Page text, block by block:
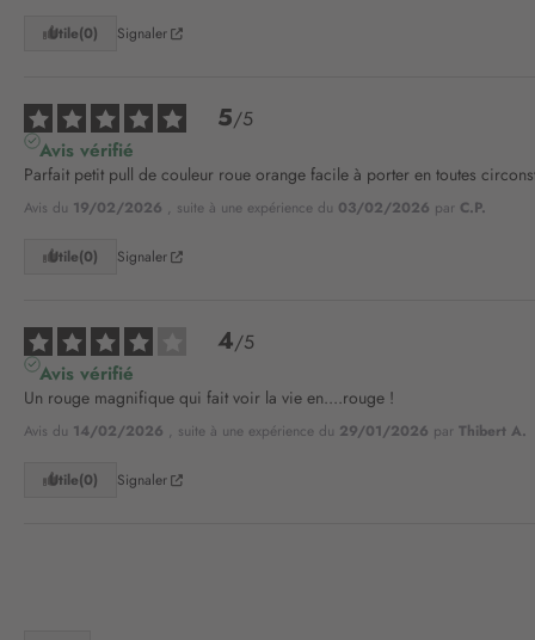
Utile(0) Signaler
5/5
Avis vérifié
Parfait petit pull de couleur roue orange facile à porter en toutes
Avis du 19/02/2026 , suite à une expérience du 03/02/2026 par C.P.
Utile(0) Signaler
4/5
Avis vérifié
Un rouge magnifique qui fait voir la vie en....rouge !
Avis du 14/02/2026 , suite à une expérience du 29/01/2026 par Thibert A.
Utile(0) Signaler